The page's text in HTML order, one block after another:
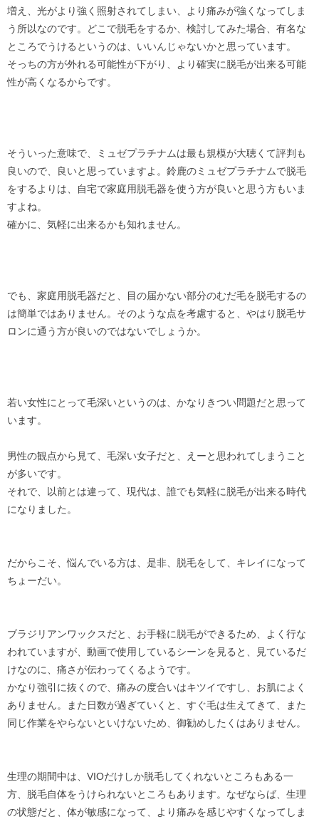
増え、光がより強く照射されてしまい、より痛みが強くなってしま
う所以なのです。どこで脱毛をするか、検討してみた場合、有名な
ところでうけるというのは、いいんじゃないかと思っています。
そっちの方が外れる可能性が下がり、より確実に脱毛が出来る可能
性が高くなるからです。
そういった意味で、ミュゼプラチナムは最も規模が大聴くて評判も
良いので、良いと思っていますよ。鈴鹿のミュゼプラチナムで脱毛
をするよりは、自宅で家庭用脱毛器を使う方が良いと思う方もいま
すよね。
確かに、気軽に出来るかも知れません。
でも、家庭用脱毛器だと、目の届かない部分のむだ毛を脱毛するの
は簡単ではありません。そのような点を考慮すると、やはり脱毛サ
ロンに通う方が良いのではないでしょうか。
若い女性にとって毛深いというのは、かなりきつい問題だと思って
います。
男性の観点から見て、毛深い女子だと、えーと思われてしまうこと
が多いです。
それで、以前とは違って、現代は、誰でも気軽に脱毛が出来る時代
になりました。
だからこそ、悩んでいる方は、是非、脱毛をして、キレイになって
ちょーだい。
ブラジリアンワックスだと、お手軽に脱毛ができるため、よく行な
われていますが、動画で使用しているシーンを見ると、見ているだ
けなのに、痛さが伝わってくるようです。
かなり強引に抜くので、痛みの度合いはキツイですし、お肌によく
ありません。また日数が過ぎていくと、すぐ毛は生えてきて、また
同じ作業をやらないといけないため、御勧めしたくはありません。
生理の期間中は、VIOだけしか脱毛してくれないところもある一
方、脱毛自体をうけられないところもあります。なぜならば、生理
の状態だと、体が敏感になって、より痛みを感じやすくなってしま